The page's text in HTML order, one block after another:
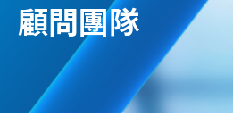
顧問團隊